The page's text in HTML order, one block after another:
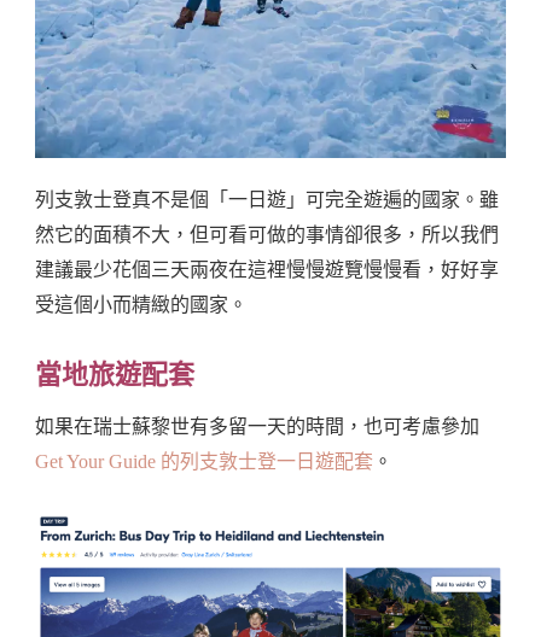
列支敦士登真不是個「一日遊」可完全遊遍的國家。雖
然它的面積不大，但可看可做的事情卻很多，所以我們
建議最少花個三天兩夜在這裡慢慢遊覽慢慢看，好好享
受這個小而精緻的國家。
當地旅遊配套
如果在瑞士蘇黎世有多留一天的時間，也可考慮參加
Get Your Guide 的列支敦士登一日遊配套 。